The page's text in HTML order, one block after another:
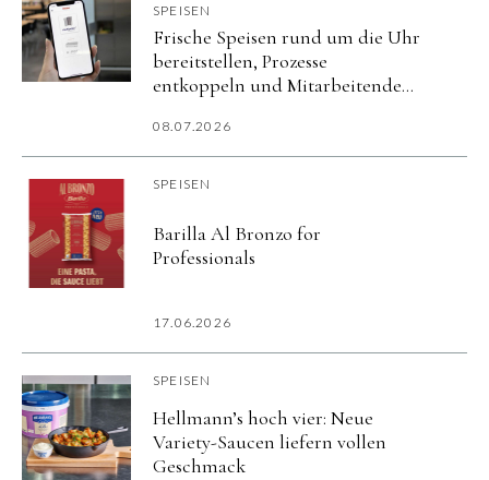
SPEISEN
Frische Speisen rund um die Uhr
bereitstellen, Prozesse
entkoppeln und Mitarbeitende
08.07.2026
SPEISEN
Barilla Al Bronzo for
Professionals
17.06.2026
SPEISEN
Hellmann’s hoch vier: Neue
Variety-Saucen liefern vollen
Geschmack